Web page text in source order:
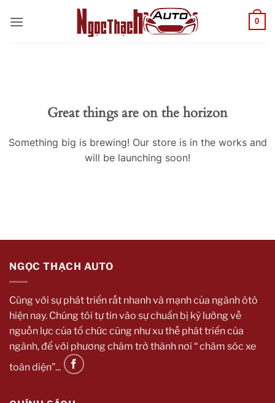
0
Great things are on the horizon
Something big is brewing! Our store is in the works and
will be launching soon!
NGỌC THẠCH AUTO
Cùng với sự phát triển rất nhanh và mạnh của ngành ôtô
hiện nay. Chúng tôi tự tin vào sự chuẩn bị kỹ lưỡng về
nguồn lực của tổ chức cũng như xu thế phát triển của
ngành, để với phương châm trở thành nơi “ chăm sóc xe
toàn diện”...